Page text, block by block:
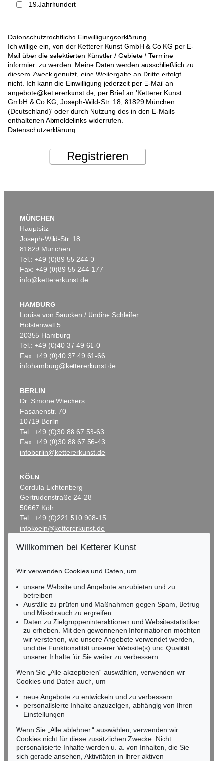
19.Jahrhundert
Datenschutzrechtliche Einwilligungserklärung
Ich willige ein, von der Ketterer Kunst GmbH & Co KG per E-
Mail über die selektierten Künstler / Gebiete / Termine
informiert zu werden. Meine Daten werden ausschließlich zu
diesem Zweck genutzt, eine Weitergabe an Dritte erfolgt
nicht. Ich kann die Einwilligung jederzeit per E-Mail an
angebote@kettererkunst.de, per Brief an 'Ketterer Kunst
GmbH & Co KG, Joseph-Wild-Str. 18, 81829 München
(Deutschland)' oder durch Nutzung des in den E-Mails
enthaltenen Abmeldelinks widerrufen.
Datenschutzerklärung
Registrieren
MÜNCHEN
Hauptsitz
Joseph-Wild-Str. 18
81829 München
Tel.: +49 (0)89 55 244-0
Fax: +49 (0)89 55 244-177
info@kettererkunst.de
HAMBURG
Louisa von Saucken / Undine Schleifer
Holstenwall 5
20355 Hamburg
Tel.: +49 (0)40 37 49 61-0
Fax: +49 (0)40 37 49 61-66
infohamburg@kettererkunst.de
BERLIN
Dr. Simone Wiechers
Fasanenstr. 70
10719 Berlin
Tel.: +49 (0)30 88 67 53-63
Fax: +49 (0)30 88 67 56-43
infoberlin@kettererkunst.de
KÖLN
Cordula Lichtenberg
Gertrudenstraße 24-28
50667 Köln
Tel.: +49 (0)221 510 908-15
infokoeln@kettererkunst.de
RHEINLAND-PFALZ
Miriam Heß
Tel.: +49 (0)62 21 58 80-038
Fax: +49 (0)62 21 58 80-595
infoheidelberg@kettererkunst.de
NORDDEUTSCHLAND
Nico Kassel, M.A.
Tel.: +49 (0)89 55244-164
Mobil: +49 (0)171 8618661
n.kassel@kettererkunst.de
Keine Auktion mehr verpassen!
Wir informieren Sie rechtzeitig.
Willkommen bei Ketterer Kunst
Wir verwenden Cookies und Daten, um
unsere Website und Angebote anzubieten und zu
betreiben
Ausfälle zu prüfen und Maßnahmen gegen Spam, Betrug
und Missbrauch zu ergreifen
Daten zu Zielgruppeninteraktionen und Websitestatistiken
zu erheben. Mit den gewonnenen Informationen möchten
wir verstehen, wie unsere Angebote verwendet werden,
und die Funktionalität unserer Website(s) und Qualität
unserer Inhalte für Sie weiter zu verbessern.
Wenn Sie „Alle akzeptieren“ auswählen, verwenden wir
Cookies und Daten auch, um
neue Angebote zu entwickeln und zu verbessern
personalisierte Inhalte anzuzeigen, abhängig von Ihren
Einstellungen
Wenn Sie „Alle ablehnen“ auswählen, verwenden wir
Cookies nicht für diese zusätzlichen Zwecke. Nicht
personalisierte Inhalte werden u. a. von Inhalten, die Sie
sich gerade ansehen, Aktivitäten in Ihrer aktiven